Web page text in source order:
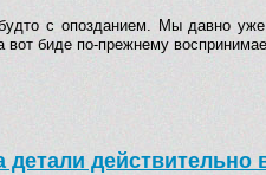
с опозданием. Мы давно
биде по-прежнему
детали действительно